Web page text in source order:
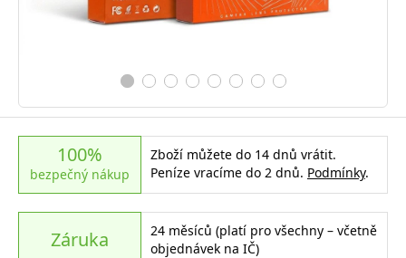
100%
bezpečný nákup
Zboží můžete do 14 dnů vrátit.
Peníze vracíme do 2 dnů. Podmínky.
Záruka
24 měsíců (platí pro všechny – včetně
objednávek na IČ)